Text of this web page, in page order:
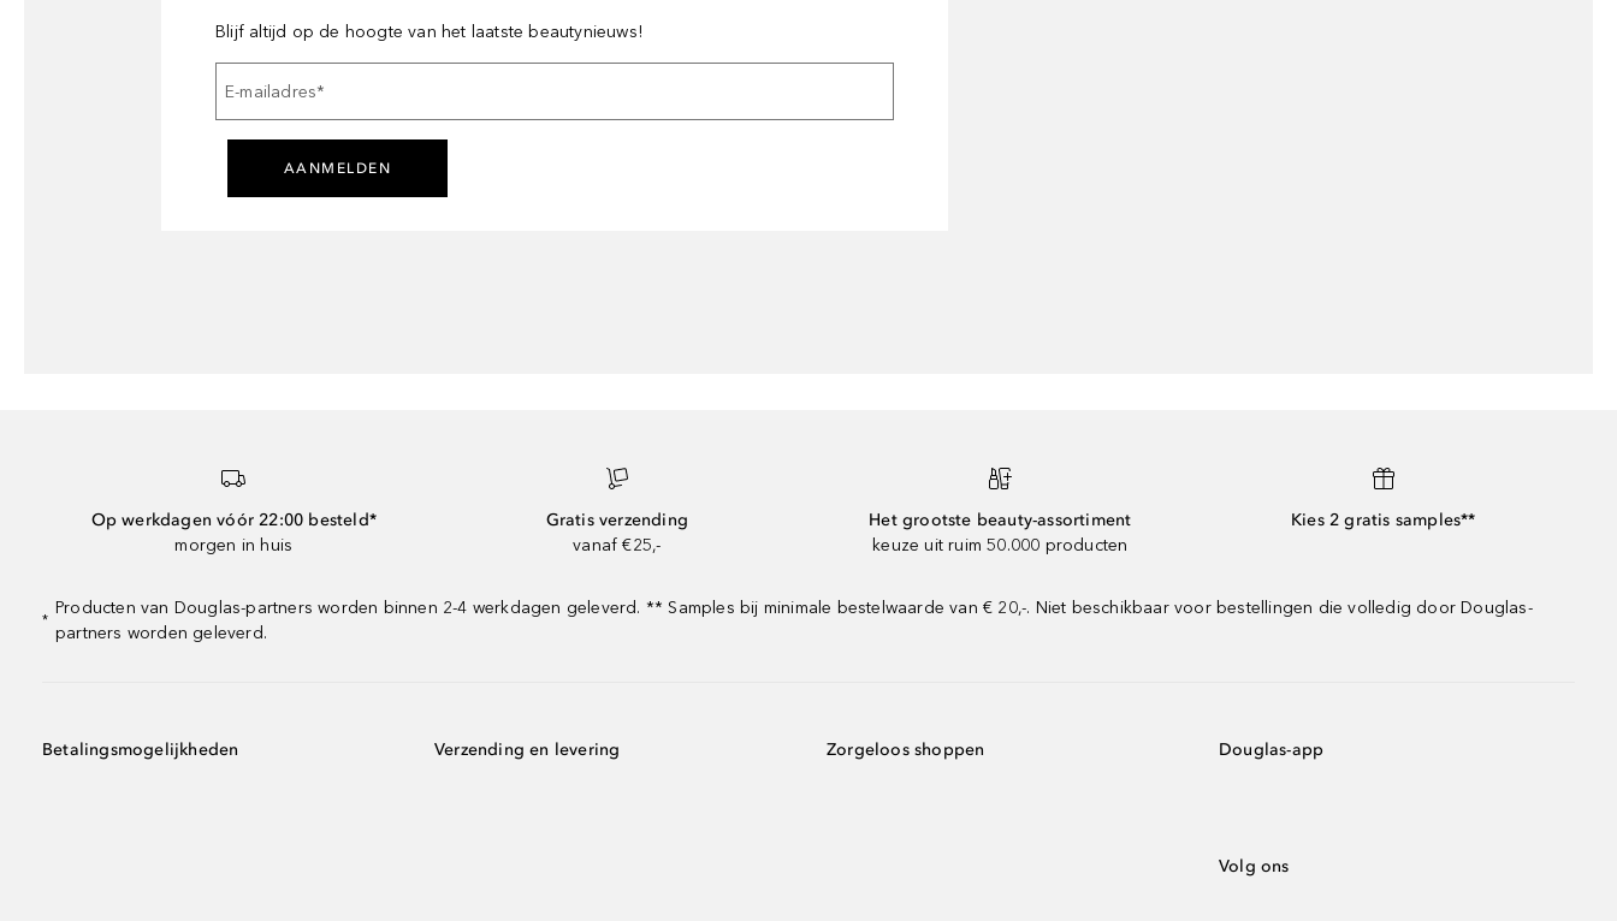
Blijf altijd op de hoogte van het laatste beautynieuws!
E-mailadres*
AANMELDEN
Op werkdagen vóór 22:00 besteld*
morgen in huis
Gratis verzending
vanaf €25,-
Het grootste beauty-assortiment
keuze uit ruim 50.000 producten
Kies 2 gratis samples**
*
Producten van Douglas-partners worden binnen 2-4 werkdagen geleverd. ** Samples bij minimale bestelwaarde van € 20,-. Niet beschikbaar voor bestellingen die volledig door Douglas-
partners worden geleverd.
Betalingsmogelijkheden Verzending en levering Zorgeloos shoppen Douglas-app
Volg ons